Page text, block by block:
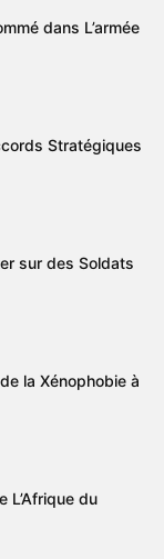
dans L’armée
Stratégiques
sur des Soldats
la Xénophobie à
L’Afrique du